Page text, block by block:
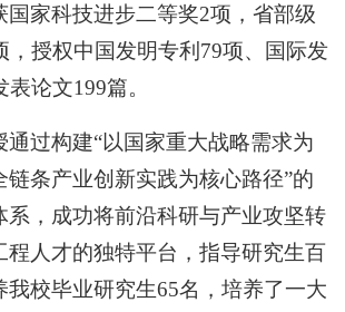
国家科技进步二等奖2项，省部级
，授权中国发明专利79项、国际发
论文199篇。
通过构建“以国家重大战略需求为
链条产业创新实践为核心路径”的
系，成功将前沿科研与产业攻坚转
程人才的独特平台，指导研究生百
我校毕业研究生65名，培养了一大